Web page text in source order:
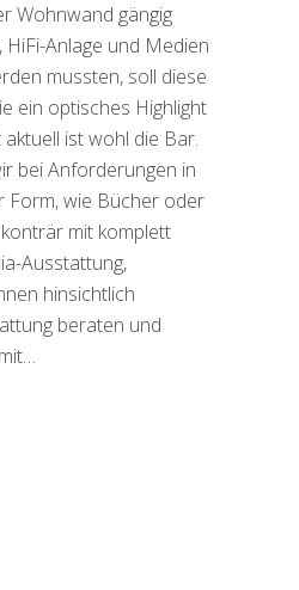
Wohnwand gängig
Anlage und Medien
mussten, soll diese
ein optisches Highlight
ist wohl die Bar.
bei Anforderungen in
Form, wie Bücher oder
mit komplett
Ausstattung,
hinsichtlich
beraten und